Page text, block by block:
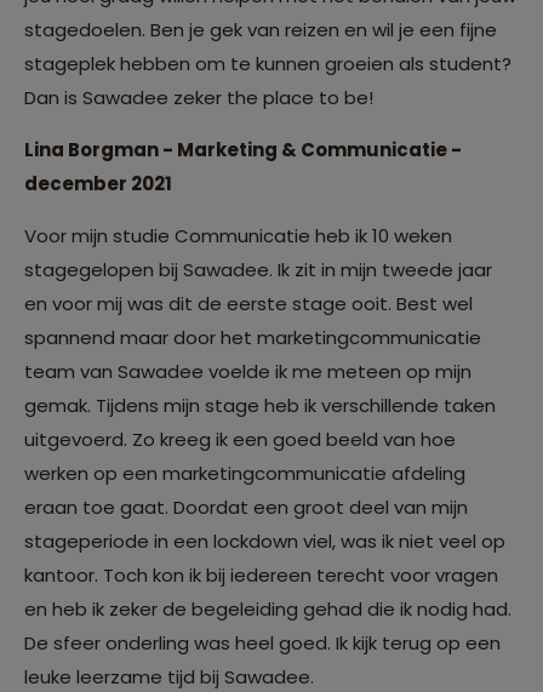
stagedoelen. Ben je gek van reizen en wil je een fijne
stageplek hebben om te kunnen groeien als student?
Dan is Sawadee zeker the place to be!
Lina Borgman - Marketing & Communicatie -
december 2021
Voor mijn studie Communicatie heb ik 10 weken
stagegelopen bij Sawadee. Ik zit in mijn tweede jaar
en voor mij was dit de eerste stage ooit. Best wel
spannend maar door het marketingcommunicatie
team van Sawadee voelde ik me meteen op mijn
gemak. Tijdens mijn stage heb ik verschillende taken
uitgevoerd. Zo kreeg ik een goed beeld van hoe
werken op een marketingcommunicatie afdeling
eraan toe gaat. Doordat een groot deel van mijn
stageperiode in een lockdown viel, was ik niet veel op
kantoor. Toch kon ik bij iedereen terecht voor vragen
en heb ik zeker de begeleiding gehad die ik nodig had.
De sfeer onderling was heel goed. Ik kijk terug op een
leuke leerzame tijd bij Sawadee.